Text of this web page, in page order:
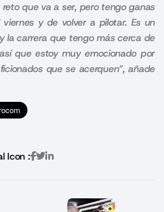
que va a ser, pero tengo ganas
y de volver a pilotar. Es un
la carrera que tengo más cerca de
que estoy muy emocionado por
que se acerquen”, añade
Icon :